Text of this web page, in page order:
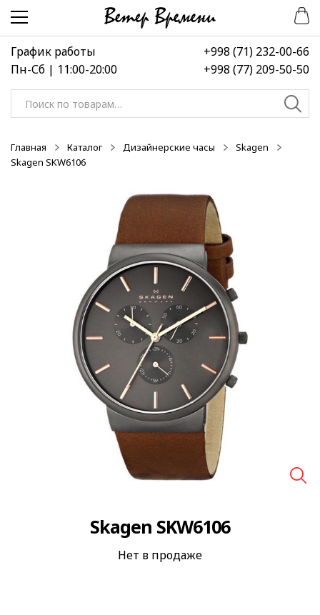
Перейти
навигации
Перейти
содержимому
График работы
Пн-Сб | 11:00-20:00
+998 (71) 232-00-66
+998 (77) 209-50-50
Искать:
Главная Каталог Дизайнерские часы
Skagen
Skagen SKW6106
Skagen SKW6106
Нет в продаже
-50%